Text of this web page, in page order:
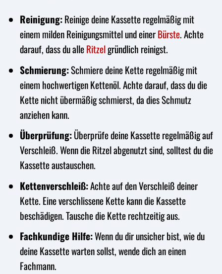
Reinigung:Reinige deine Kassette regelmäßig mit
einem milden Reinigungsmittel und einerBürste. Achte
darauf, dass du alleRitzelgründlich reinigst.
Schmierung:Schmiere deine Kette regelmäßig mit
einem hochwertigen Kettenöl. Achte darauf, dass du die
Kette nicht übermäßig schmierst, da dies Schmutz
anziehen kann.
Überprüfung:Überprüfe deine Kassette regelmäßig auf
Verschleiß. Wenn die Ritzel abgenutzt sind, solltest du die
Kassette austauschen.
Kettenverschleiß:Achte auf den Verschleiß deiner
Kette. Eine verschlissene Kette kann die Kassette
beschädigen. Tausche die Kette rechtzeitig aus.
Fachkundige Hilfe:Wenn du dir unsicher bist, wie du
deine Kassette warten sollst, wende dich an einen
Fachmann.